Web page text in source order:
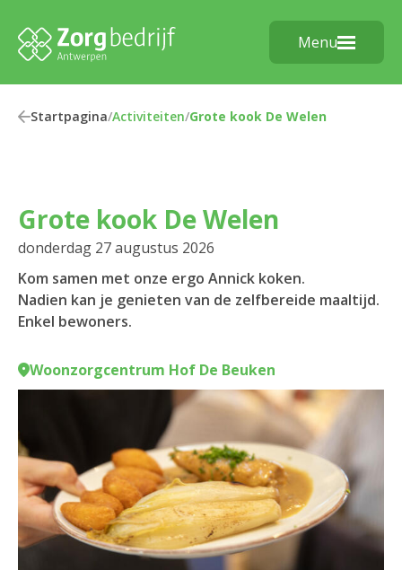
Menu
Startpagina/Activiteiten/Grote kook De Welen
Grote kook De Welen
donderdag 27 augustus 2026
Kom samen met onze ergo Annick koken.
Nadien kan je genieten van de zelfbereide maaltijd.
Enkel bewoners.
Woonzorgcentrum Hof De Beuken